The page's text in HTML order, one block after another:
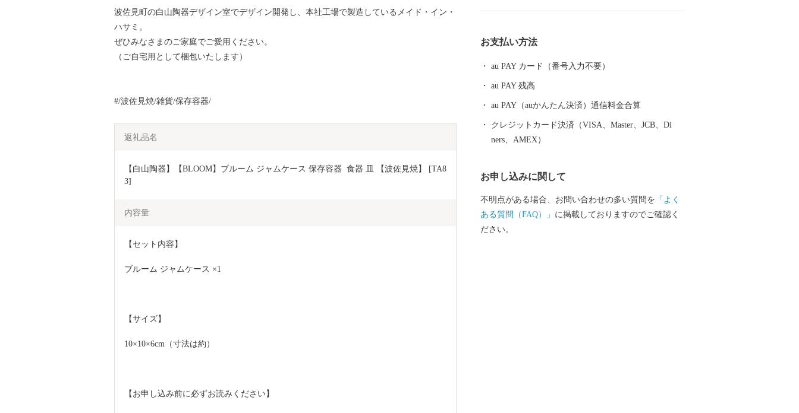
波佐見町の白山陶器デザイン室でデザイン開発し、本社工場で製造しているメイド・イン・
ハサミ。
ぜひみなさまのご家庭でご愛用ください。
（ご自宅用として梱包いたします）
#/波佐見焼/雑貨/保存容器/
返礼品名
【白山陶器】【BLOOM】ブルーム ジャムケース 保存容器  食器 皿 【波佐見焼】 [TA8
3]
内容量
【セット内容】
ブルーム ジャムケース ×1
【サイズ】
10×10×6cm（寸法は約）
【お申し込み前に必ずお読みください】
います。 今なお多くの窯元が集積する中尾山には世界
品であった磁器を広く普及させるとともに、食文化に
も大きな影響を与えたといわれています。 そして近年
においても、日本の食卓を彩るおしゃれで機能的な日
など、ここでは紹介しきれません。長崎へお越しの際
お支払い方法
au PAY カード（番号入力不要）
au PAY 残高
au PAY（auかんたん決済）通信料金合算
クレジットカード決済（VISA、Master、JCB、Di
ners、AMEX）
お申し込みに関して
不明点がある場合、お問い合わせの多い質問を 「よく
ある質問（FAQ）」 に掲載しておりますのでご確認く
ださい。